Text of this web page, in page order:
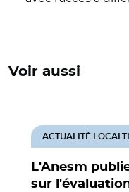
Voir aussi
L'Anesm
sur
ACTUALITÉ